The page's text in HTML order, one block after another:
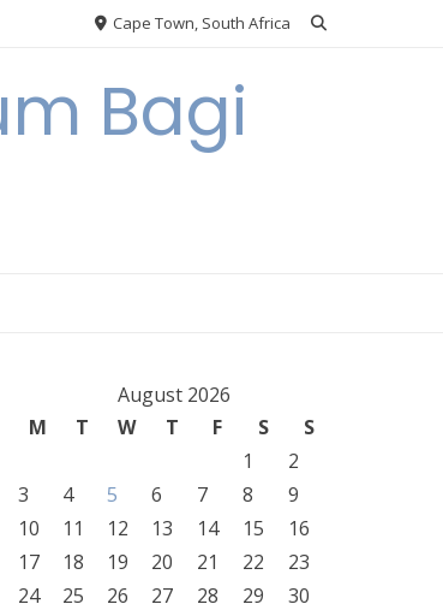
Cape Town, South Africa
Bagi
August 2026
M
T W T F S
S
1
2
3
4 5 6 7 8
9
10
11 12 13 14 15
16
17
18 19 20 21 22
23
24
25 26 27 28 29
30